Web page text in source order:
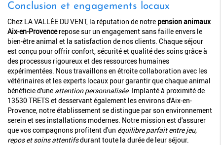
Conclusion et engagements locaux
Chez LA VALLÉE DU VENT, la réputation de notre pension animaux
Aix-en-Provencerepose sur un engagement sans faille envers le
bien-être animal et la satisfaction de nos clients. Chaque séjour
est conçu pour offrir confort, sécurité et qualité des soins grâce à
des processus rigoureux et des ressources humaines
expérimentées. Nous travaillons en étroite collaboration avec les
vétérinaires et les experts locaux pour garantir que chaque animal
bénéficie d'une attention personnalisée. Implanté à proximité de
13530 TRETS et desservant également les environs d'Aix-en-
Provence, notre établissement se distingue par son environnement
serein et ses installations modernes. Notre mission est d'assurer
que vos compagnons profitent d'un équilibre parfait entre jeu,
repos et soins attentifsdurant toute la durée de leur séjour.